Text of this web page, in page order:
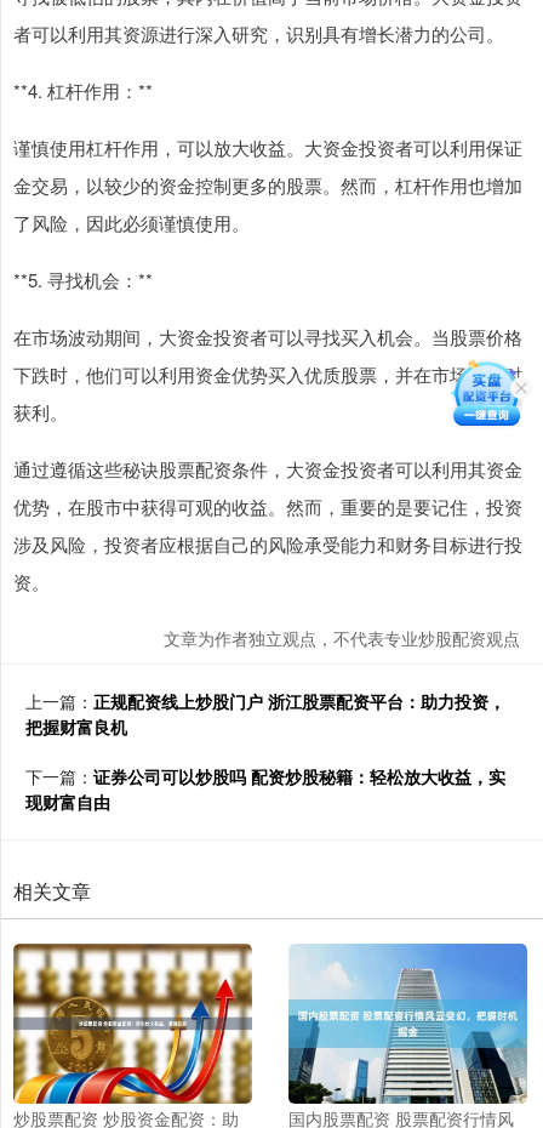
者可以利用其资源进行深入研究，识别具有增长潜力的公司。
**4. 杠杆作用：**
谨慎使用杠杆作用，可以放大收益。大资金投资者可以利用保证
金交易，以较少的资金控制更多的股票。然而，杠杆作用也增加
了风险，因此必须谨慎使用。
**5. 寻找机会：**
在市场波动期间，大资金投资者可以寻找买入机会。当股票价格
下跌时，他们可以利用资金优势买入优质股票，并在市场反弹时
获利。
通过遵循这些秘诀股票配资条件，大资金投资者可以利用其资金
优势，在股市中获得可观的收益。然而，重要的是要记住，投资
涉及风险，投资者应根据自己的风险承受能力和财务目标进行投
资。
文章为作者独立观点，不代表专业炒股配资观点
上一篇： 正规配资线上炒股门户 浙江股票配资平台：助力投资，
把握财富良机
下一篇： 证券公司可以炒股吗 配资炒股秘籍：轻松放大收益，实
现财富自由
相关文章
炒股票配资 炒股资金配资：助
国内股票配资 股票配资行情风